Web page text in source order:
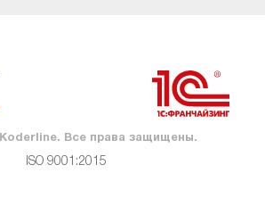
Все права защищены.
ISO 9001:2015